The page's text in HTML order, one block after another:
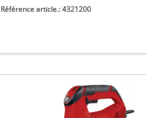
Référence article.: 4321200